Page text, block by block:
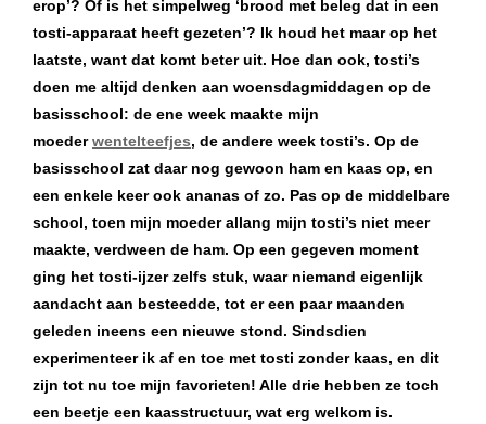
erop’? Of is het simpelweg ‘brood met beleg dat in een
tosti-apparaat heeft gezeten’? Ik houd het maar op het
laatste, want dat komt beter uit. Hoe dan ook, tosti’s
doen me altijd denken aan woensdagmiddagen op de
basisschool: de ene week maakte mijn
moederwentelteefjes, de andere week tosti’s. Op de
basisschool zat daar nog gewoon ham en kaas op, en
een enkele keer ook ananas of zo. Pas op de middelbare
school, toen mijn moeder allang mijn tosti’s niet meer
maakte, verdween de ham. Op een gegeven moment
ging het tosti-ijzer zelfs stuk, waar niemand eigenlijk
aandacht aan besteedde, tot er een paar maanden
geleden ineens een nieuwe stond. Sindsdien
experimenteer ik af en toe met tosti zonder kaas, en dit
zijn tot nu toe mijn favorieten! Alle drie hebben ze toch
een beetje een kaasstructuur, wat erg welkom is.